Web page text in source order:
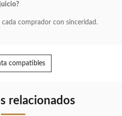
cada comprador con sinceridad.
compatibles
relacionados